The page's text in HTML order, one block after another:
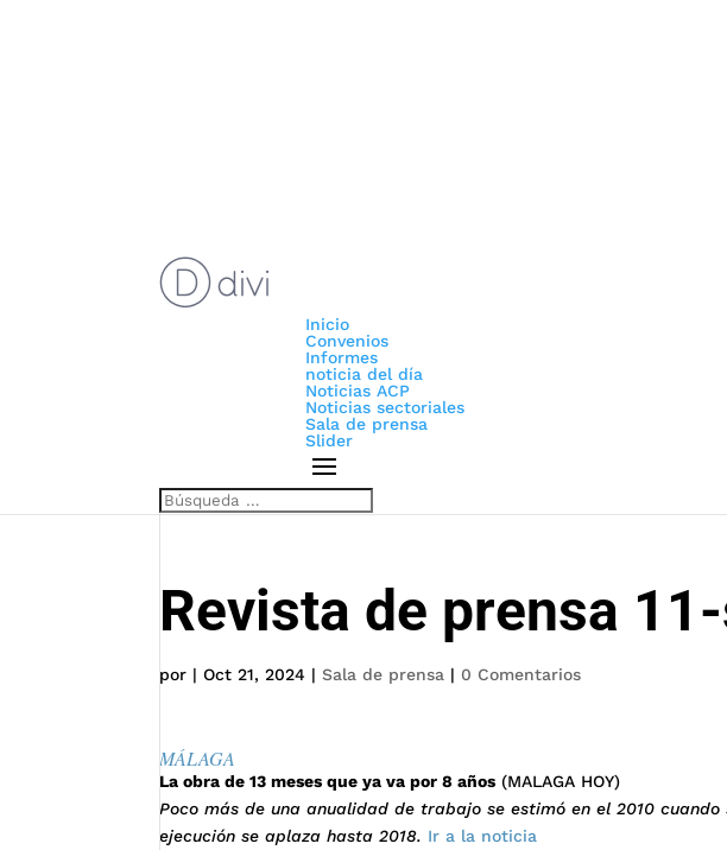
Inicio
Convenios
Informes
noticia del día
Noticias ACP
Noticias sectoriales
Sala de prensa
Slider
Revista de prensa
por |Oct 21, 2024 |Sala de prensa | 0 Comentarios
MÁLAGA
La obra de 13 meses que ya va por 8 años (MALAGA HOY)
Poco más de una anualidad de trabajo se estimó en el 2010
ejecución se aplaza hasta 2018. Ir a la noticia